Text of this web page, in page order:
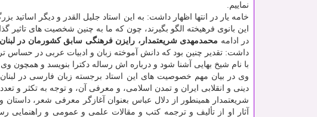
نماییم.
خامه یار در انتها اظهار داشت: به این استاد جلیل القدر و دیگر اساتید
این بانوی فرهیخته الگو بگیرند، چون که ما به چنین شخصیت های تاثیر
در ادامه محمدمهدی شریعتمدار، رایزن فرهنگی سابق کشورمان در لبنان
داشت: تقدیر چنین بود که دانش آموخته زبان و ادبیات عربی در حساس
با نام شیخ بهایی آشنا شود و درباره اش رساله دکترا بنویسد و همچون
وی در بیان مهم خصوصیت های این استاد برجسته زبان فارسی در
دینی و انقلابی ایران و تمدن اسلامی، و معرفی آن، و توجه به تکثر
شریعتمدار همینطور از دلال عباس بعنوان آغازگر معرفی شعر،
آثار او از تألیف و ترجمه کتب و مقالات علمی و عمومی و راهنمایی